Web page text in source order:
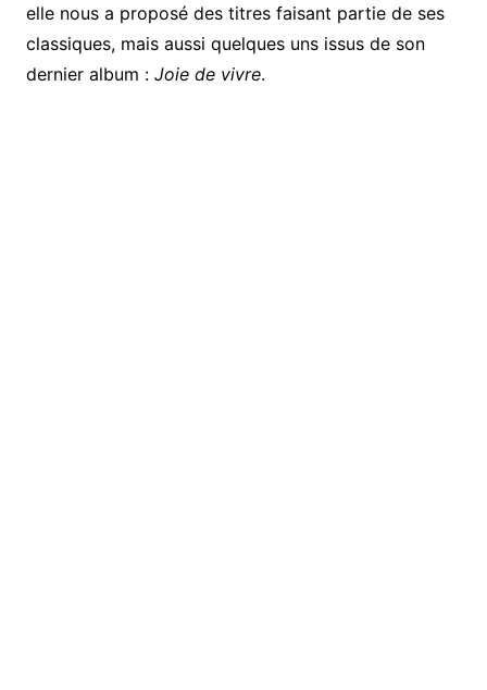
elle nous a proposé des titres faisant partie de ses
classiques, mais aussi quelques uns issus de son
dernier album : Joie de vivre.